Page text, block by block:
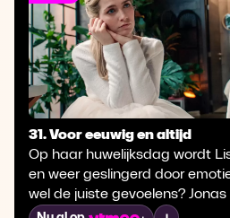
31. Voor eeuwig en altijd
Op haar huwelijksdag wordt
en weer geslingerd door
wel de juiste gevoelens? Jonas
Mikhel, maar maakt eerst nog